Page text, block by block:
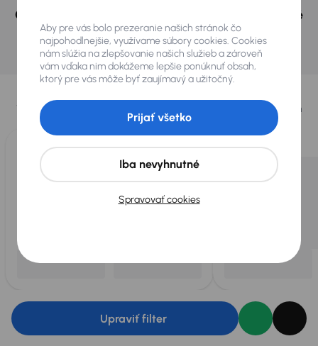
Českej republike a v Polsku môžeme mať podobné
vozidlá, ktoré hľadáte.
Nájsť podobný automobil
Vybrali sme pre vás
Vyberáme pre vás tie
z našej ponuky. Každý deň
pre vás vykúpimeaž 400 vozidiel
Upraviť filter
Aby pre vás bolo prezeranie našich stránok čo
najpohodlnejšie, využívame súbory cookies. Cookies
nám slúžia na zlepšovanie našich služieb a zároveň
vám vďaka nim dokážeme lepšie ponúknuť obsah,
ktorý pre vás môže byť zaujímavý a užitočný.
Spravovať cookies
Iba nevyhnutné
Prijať všetko